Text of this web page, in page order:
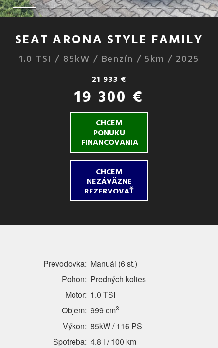
SEAT ARONA STYLE FAMILY
1.0 TSI / 85kW / Benzín / 5km / 2025
21 933 €
19 300 €
CHCEM
PONUKU
FINANCOVANIA
CHCEM
NEZÁVÄZNE
REZERVOVAŤ
Prevodovka: Manuál (6 st.)
Pohon: Predných kolies
Motor: 1.0 TSI
Objem: 999 cm3
Výkon: 85kW / 116 PS
Spotreba: 4.8 l / 100 km